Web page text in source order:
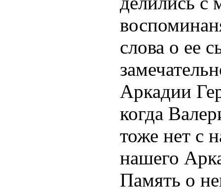
слова о ее
Аркадии
когда
тоже нет с
нашего
Память о